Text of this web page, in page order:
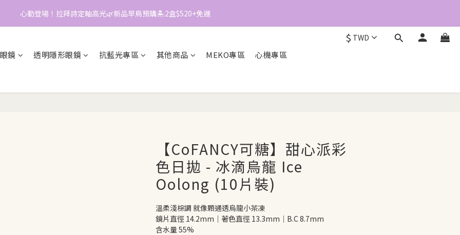
📱加入官方LINE｜領$50折價券 2
1
1
0
3
2
📱加入官方LINE｜領$50折價券
$ TWD
鏡 透明隱形眼鏡 抗藍光專區 其他商品 MEKO專區 心機專區
【CoFANCY可糖】甜心派彩
色日拋 - 冰滴烏龍 Ice
Oolong (10片裝)
溫柔淺棕調 就像顆通透烏龍小茶凍
鏡片直徑 14.2mm｜著色直徑 13.3mm｜B.C 8.7mm
含水量 55%